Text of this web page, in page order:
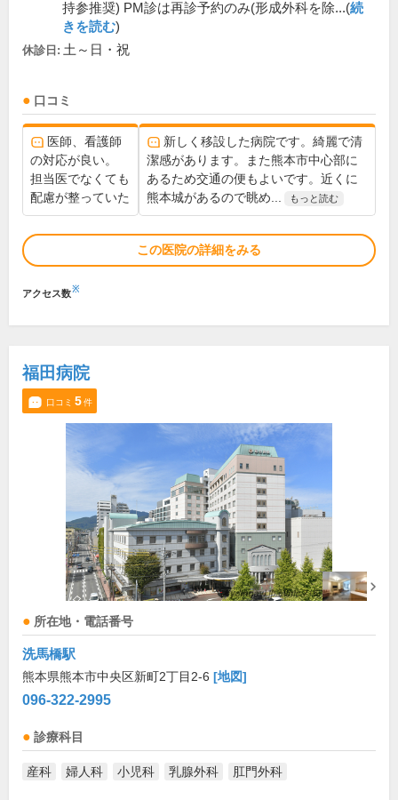
持参推奨) PM診は再診予約のみ(形成外科を除...(続
きを読む)
休診日: 土～日・祝
口コミ
医師、看護師
の対応が良い。
担当医でなくても
配慮が整っていた
新しく移設した病院です。綺麗で清
潔感があります。また熊本市中心部に
あるため交通の便もよいです。近くに
熊本城があるので眺め...
もっと読む
この医院の詳細をみる
アクセス数※
福田病院
口コミ 5件
所在地・電話番号
洗馬橋駅
熊本県熊本市中央区新町2丁目2-6 [地図]
096-322-2995
診療科目
産科 婦人科 小児科 乳腺外科 肛門外科